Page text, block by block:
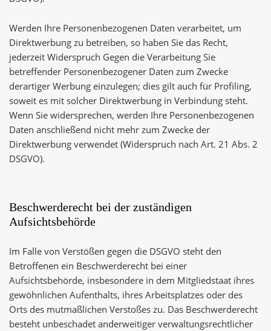
Werden Ihre Personenbezogenen Daten verarbeitet, um
Direktwerbung zu betreiben, so haben Sie das Recht,
jederzeit Widerspruch Gegen die Verarbeitung Sie
betreffender Personenbezogener Daten zum Zwecke
derartiger Werbung einzulegen; dies gilt auch für Profiling,
soweit es mit solcher Direktwerbung in Verbindung steht.
Wenn Sie widersprechen, werden Ihre Personenbezogenen
Daten anschließend nicht mehr zum Zwecke der
Direktwerbung verwendet (Widerspruch nach Art. 21 Abs. 2
DSGVO).
Beschwerderecht bei der zuständigen
Aufsichtsbehörde
Im Falle von Verstößen gegen die DSGVO steht den
Betroffenen ein Beschwerderecht bei einer
Aufsichtsbehörde, insbesondere in dem Mitgliedstaat ihres
gewöhnlichen Aufenthalts, ihres Arbeitsplatzes oder des
Orts des mutmaßlichen Verstoßes zu. Das Beschwerderecht
besteht unbeschadet anderweitiger verwaltungsrechtlicher